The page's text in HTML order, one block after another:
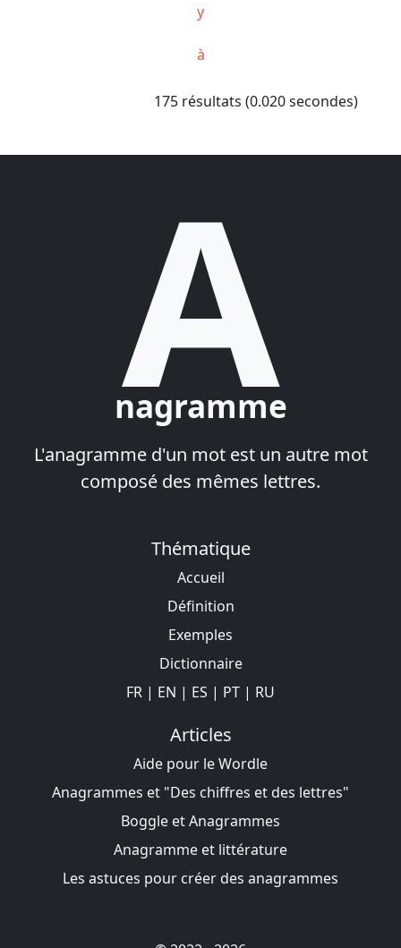
y
à
175 résultats (0.020 secondes)
A
nagramme
L'anagramme d'un mot est un autre mot
composé des mêmes lettres.
Thématique
Accueil
Définition
Exemples
Dictionnaire
FR | EN | ES | PT | RU
Articles
Aide pour le Wordle
Anagrammes et "Des chiffres et des lettres"
Boggle et Anagrammes
Anagramme et littérature
Les astuces pour créer des anagrammes